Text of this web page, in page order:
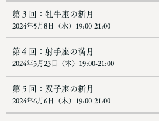
第３回：牡牛座の新月
2024年5月8日（水）19:00-21:00
第４回：射手座の満月
2024年5月23日（木）19:00-21:00
第５回：双子座の新月
2024年6月6日（木）19:00-21:00